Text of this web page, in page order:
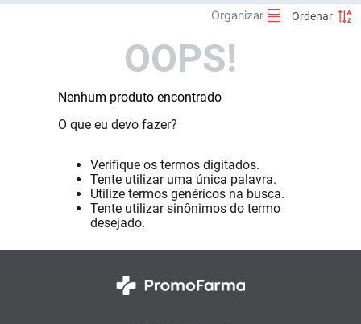
OOPS!
Nenhum produto encontrado
O que eu devo fazer?
Verifique os termos digitados.
Tente utilizar uma única palavra.
Utilize termos genéricos na busca.
Tente utilizar sinônimos do termo
desejado.
Fralda G
Desodorante
Pampers Confort Sec
Vitamina D
Soro Fisiológico